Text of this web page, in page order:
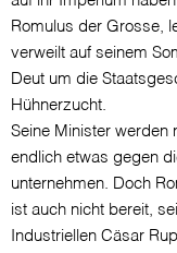
Romulus der Grosse,
verweilt auf seinem
Deut um die
Hühnerzucht.
Seine Minister werden
endlich etwas gegen
unternehmen. Doch
ist auch nicht bereit,
Industriellen Cäsar